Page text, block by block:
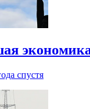
спустя